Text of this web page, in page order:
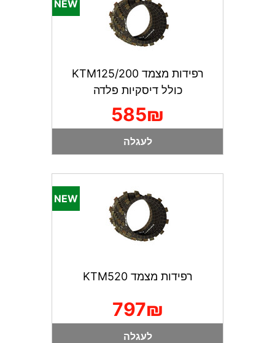
רפידות מצמד KTM125/200
כולל דיסקיות פלדה
585₪
לעגלה
רפידות מצמד KTM520
797₪
לעגלה